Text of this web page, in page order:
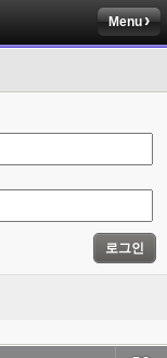
Menu
로그인